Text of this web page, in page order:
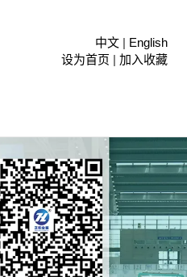
中文
English
设为首页
加入收藏